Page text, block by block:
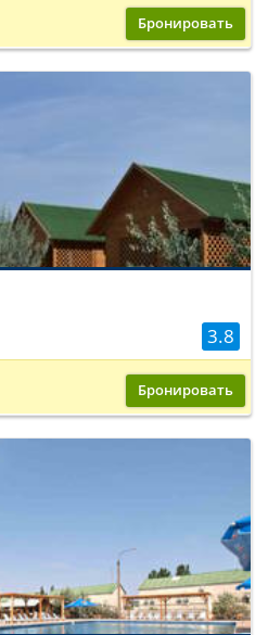
Бронировать
3.8
Бронировать